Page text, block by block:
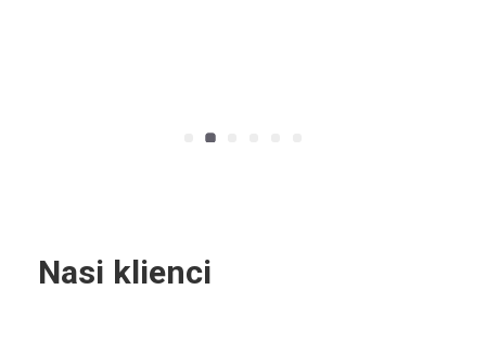
Nasi klienci